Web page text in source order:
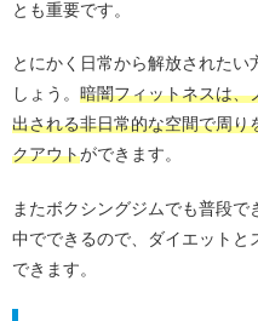
とも重要です。
とにかく日常から解放されたい
しょう。 暗闇フィットネスは、
出される非日常的な空間で周
クアウトができます。
またボクシングジムでも普段
中でできるので、ダイエット
できます。